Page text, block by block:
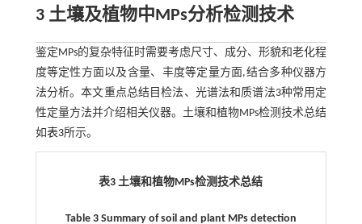
3 土壤及植物中MPs分析检测技术
鉴定MPs的复杂特征时需要考虑尺寸、成分、形貌和老化程
度等定性方面以及含量、丰度等定量方面,结合多种仪器方
法分析。本文重点总结目检法、光谱法和质谱法3种常用定
性定量方法并介绍相关仪器。土壤和植物MPs检测技术总结
如表3所示。
表3 土壤和植物MPs检测技术总结
Table 3 Summary of soil and plant MPs detection